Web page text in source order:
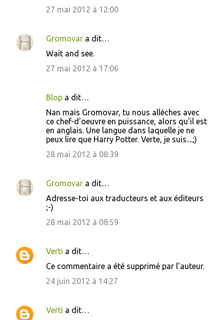
n
t
27 mai 2012 à 12:00
Gromovar a dit…
Wait and see.
27 mai 2012 à 17:06
Blop a dit…
Nan mais Gromovar, tu nous allèches avec
ce chef-d'oeuvre en puissance, alors qu'il est
en anglais. Une langue dans laquelle je ne
peux lire que Harry Potter. Verte, je suis....;)
28 mai 2012 à 08:39
Gromovar a dit…
Adresse-toi aux traducteurs et aux éditeurs
;-)
28 mai 2012 à 08:59
Verti a dit…
Ce commentaire a été supprimé par l'auteur.
24 juin 2012 à 14:27
Verti a dit…